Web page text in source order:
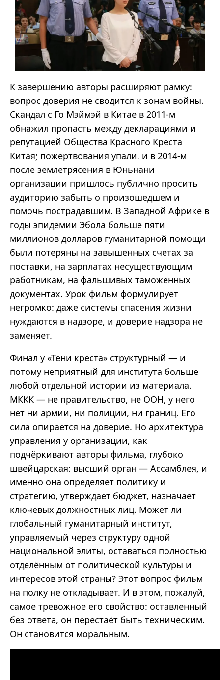
К завершению авторы расширяют рамку:
вопрос доверия не сводится к зонам войны.
Скандал с Го Мэймэй в Китае в 2011-м
обнажил пропасть между декларациями и
репутацией Общества Красного Креста
Китая; пожертвования упали, и в 2014-м
после землетрясения в Юньнани
организации пришлось публично просить
аудиторию забыть о произошедшем и
помочь пострадавшим. В Западной Африке в
годы эпидемии Эбола больше пяти
миллионов долларов гуманитарной помощи
были потеряны на завышенных счетах за
поставки, на зарплатах несуществующим
работникам, на фальшивых таможенных
документах. Урок фильм формулирует
негромко: даже системы спасения жизни
нуждаются в надзоре, и доверие надзора не
заменяет.
Финал у «Тени креста» структурный — и
потому неприятный для института больше
любой отдельной истории из материала.
МККК — не правительство, не ООН, у него
нет ни армии, ни полиции, ни границ. Его
сила опирается на доверие. Но архитектура
управления у организации, как
подчёркивают авторы фильма, глубоко
швейцарская: высший орган — Ассамблея, и
именно она определяет политику и
стратегию, утверждает бюджет, назначает
ключевых должностных лиц. Может ли
глобальный гуманитарный институт,
управляемый через структуру одной
национальной элиты, оставаться полностью
отделённым от политической культуры и
интересов этой страны? Этот вопрос фильм
на полку не откладывает. И в этом, пожалуй,
самое тревожное его свойство: оставленный
без ответа, он перестаёт быть техническим.
Он становится моральным.